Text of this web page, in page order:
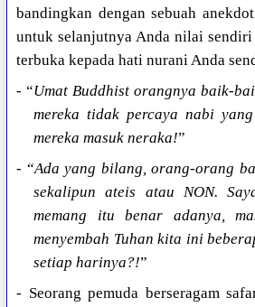
bandingkan dengan sebuah
untuk selanjutnya Anda nilai sendiri
terbuka kepada hati nurani Anda
- “Umat Buddhist orangnya baik-
mereka tidak percaya nabi
mereka masuk neraka!”
- “Ada yang bilang, orang-orang
sekalipun ateis atau NON.
memang itu benar adanya,
menyembah Tuhan kita ini
setiap harinya?!”
- Seorang pemuda berseragam